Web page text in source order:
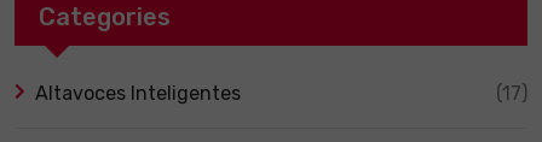
Categories
Altavoces Inteligentes (17)